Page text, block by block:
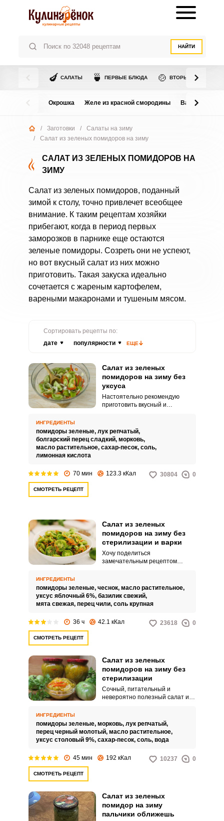
НАЙТИ
🍆 САЛАТЫ 🍵 ПЕРВЫЕ БЛЮДА 🍲 ВТОРЫЕ БЛЮДА
Окрошка Желе из красной смородины Варенье из
/ Заготовки /
Салаты на зиму
/
Салат из зеленых помидоров на зиму
САЛАТ ИЗ ЗЕЛЕНЫХ ПОМИДОРОВ НА
ЗИМУ
Салат из зеленых помидоров, поданный
зимой к столу, точно привлечет всеобщее
внимание. К таким рецептам хозяйки
прибегают, когда в период первых
заморозков в парнике еще остаются
зеленые помидоры. Созреть они не успеют,
но вот вкусный салат из них можно
приготовить. Такая закуска идеально
сочетается с жареным картофелем,
вареными макаронами и тушеным мясом.
Сортировать рецепты по:
дате
популярности ЕЩЕ
Салат из зеленых
помидоров на зиму без
уксуса
Настоятельно рекомендую
приготовить вкусный и
уксуса. В качестве консерванта в
этом рецепте используется
лимонная кислота.
ИНГРЕДИЕНТЫ
помидоры зеленые, лук репчатый,
болгарский перец сладкий, морковь,
масло растительное, сахар-песок, соль,
лимонная кислота
70 мин 123.3 кКал 30804 0
СМОТРЕТЬ РЕЦЕПТ
Салат из зеленых
помидоров на зиму без
стерилизации и варки
Хочу поделиться
замечательным рецептом
стерилизации и варки.
Аппетитная закуска из зеленых
помидоров прекрасно подойдет
ИНГРЕДИЕНТЫ
помидоры зеленые, чеснок, масло растительное,
уксус яблочный 6%, базилик свежий,
мята свежая, перец чили, соль крупная
36 ч 42.1 кКал 23618 0
СМОТРЕТЬ РЕЦЕПТ
Салат из зеленых
помидоров на зиму без
стерилизации
Сочный, питательный и
невероятно полезный салат из
меню! Готовить его очень
просто, а главное быстро. Такой
салат станет отличным
и обогатит организм
витаминами!
ИНГРЕДИЕНТЫ
помидоры зеленые, морковь, лук репчатый,
перец черный молотый, масло растительное,
уксус столовый 9%, сахар-песок, соль, вода
45 мин 192 кКал 10237 0
СМОТРЕТЬ РЕЦЕПТ
Салат из зеленых
помидор на зиму
пальчики оближешь